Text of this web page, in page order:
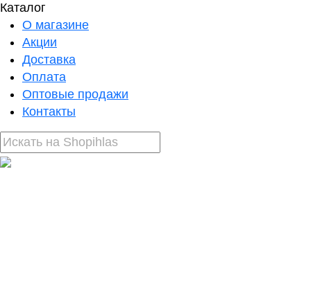
Каталог
О магазине
Акции
Доставка
Оплата
Оптовые продажи
Контакты